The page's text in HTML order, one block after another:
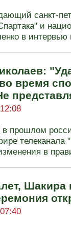
санкт-
и
в
время
в прошлом
телеканала
в